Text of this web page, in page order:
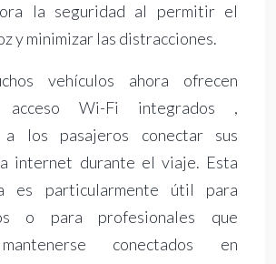
la seguridad al permitir el
y minimizar las distracciones.
vehículos ahora ofrecen
Wi-Fi integrados ,
a los pasajeros conectar sus
internet durante el viaje. Esta
es particularmente útil para
o para profesionales que
conectados en